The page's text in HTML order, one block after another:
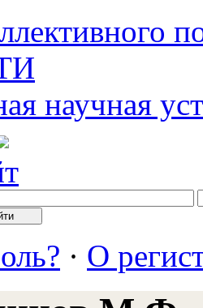
научная
· О